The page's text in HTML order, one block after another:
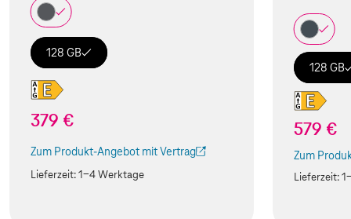
128 GB
379 €
Zum Produkt-Angebot mit Vertrag
(Der Link wird in einem neuen Tab geöffnet)
Lieferzeit:1-4 Werktage
128 GB
579 €
Zum
(Der Link
Lieferzeit: